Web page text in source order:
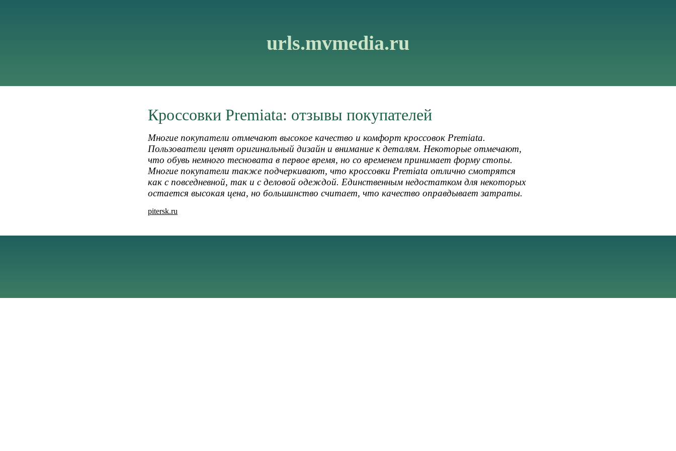
urls.mvmedia.ru
Кроссовки Premiata: отзывы покупателей
Многие покупатели отмечают высокое качество и комфорт кроссовок Premiata.
Пользователи ценят оригинальный дизайн и внимание к деталям. Некоторые отмечают,
что обувь немного тесновата в первое время, но со временем принимает форму стопы.
Многие покупатели также подчеркивают, что кроссовки Premiata отлично смотрятся
как с повседневной, так и с деловой одеждой. Единственным недостатком для некоторых
остается высокая цена, но большинство считает, что качество оправдывает затраты.
pitersk.ru